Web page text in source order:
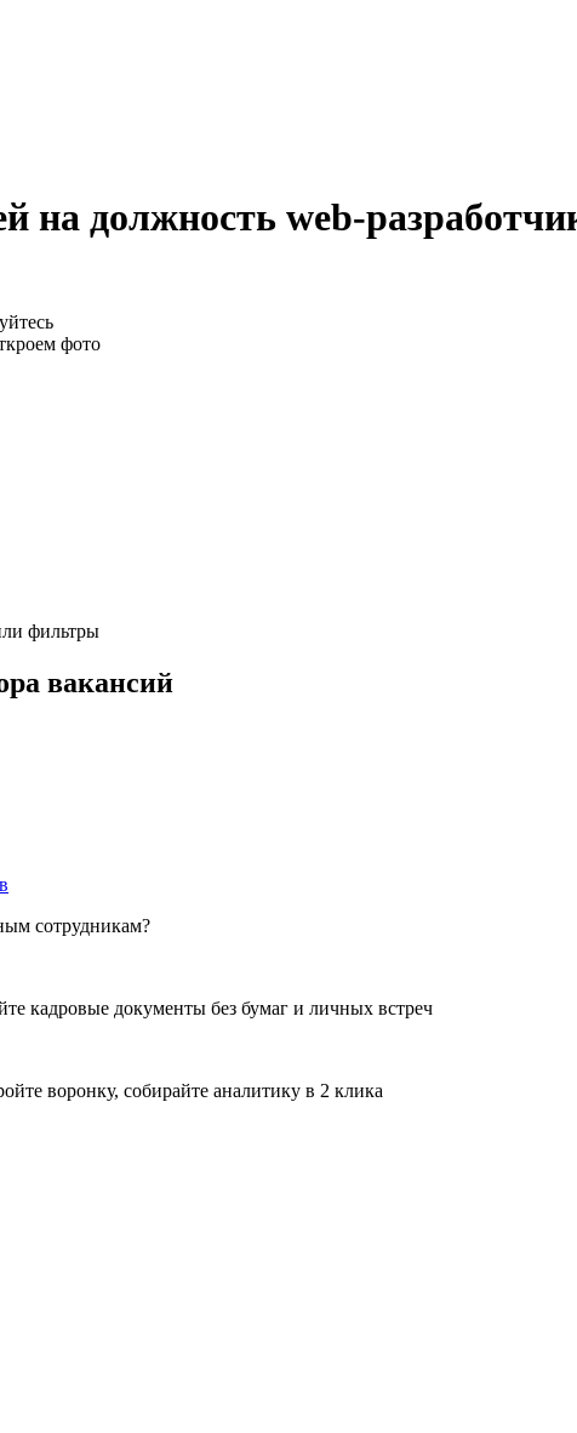
на должность web-
фото
фильтры
вакансий
сотрудникам?
кадровые документы без бумаг и личных встреч
воронку, собирайте аналитику в 2 клика